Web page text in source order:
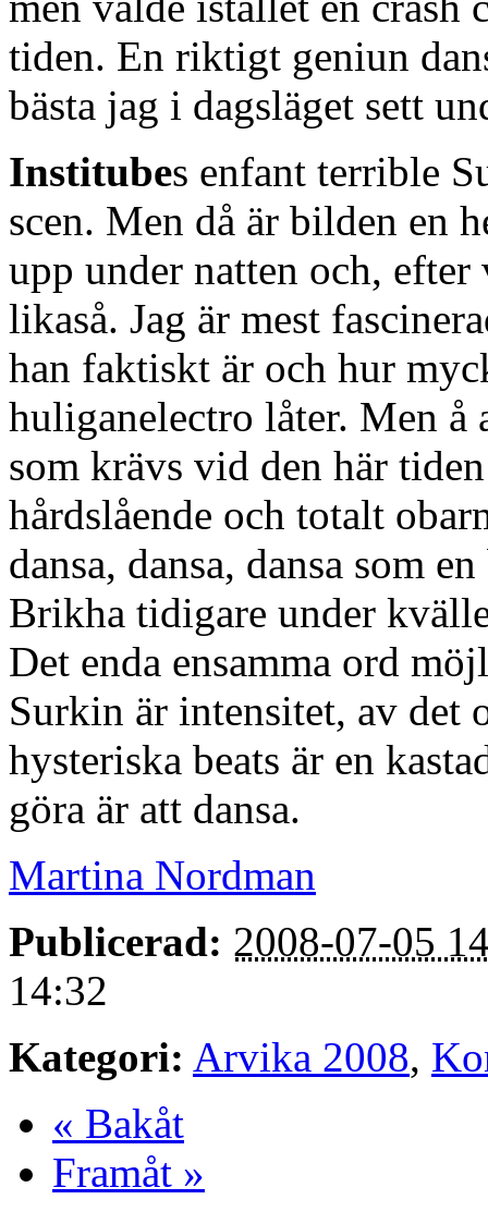
tiden. En riktigt geniun
bästa jag i dagsläget sett
Institubes enfant terrible
scen. Men då är bilden en
upp under natten och,
likaså. Jag är mest
han faktiskt är och hur
huliganelectro låter. Men å
som krävs vid den här
hårdslående och totalt
dansa, dansa, dansa som
Brikha tidigare under
Det enda ensamma ord
Surkin är intensitet, av det
hysteriska beats är en
göra är att dansa.
Martina Nordman
Publicerad: 2008-07-05
14:32
Kategori: Arvika 2008,
« Bakåt
Framåt »